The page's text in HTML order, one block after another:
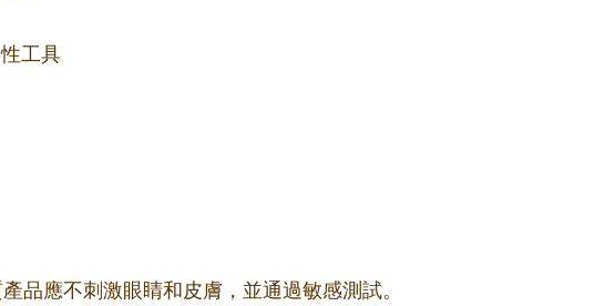
工具
品應不刺激眼睛和皮膚，並通過敏感測試。